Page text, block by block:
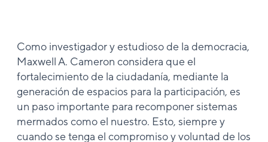
Como investigador y estudioso de la democracia,
Maxwell A. Cameron considera que el
fortalecimiento de la ciudadanía, mediante la
generación de espacios para la participación, es
un paso importante para recomponer sistemas
mermados como el nuestro. Esto, siempre y
cuando se tenga el compromiso y voluntad de los